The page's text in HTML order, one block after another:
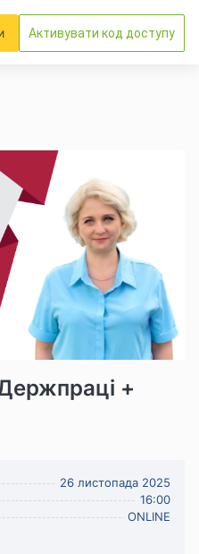
Активувати код доступу
+
26 листопада 2025
16:00
ONLINE